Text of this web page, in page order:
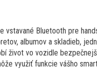
vstavané Bluetooth pre
albumov a skladieb,
život vo vozidle
využiť funkcie vášho